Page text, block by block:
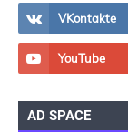
AD SPACE